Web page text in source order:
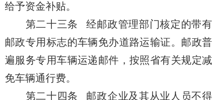
给予资金补贴。
第二十三条 经邮政管理部门核定的带有
邮政专用标志的车辆免办道路运输证。邮政普
遍服务专用车辆运递邮件，按照省有关规定减
免车辆通行费。
第二十四条 邮政企业及其从业人员不得